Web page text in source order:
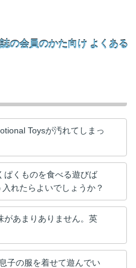
Toysが汚れてしまっ
ぱくものを食べる遊びば
れたらよいでしょうか？
があまりありません。英
子の服を着せて遊んでい